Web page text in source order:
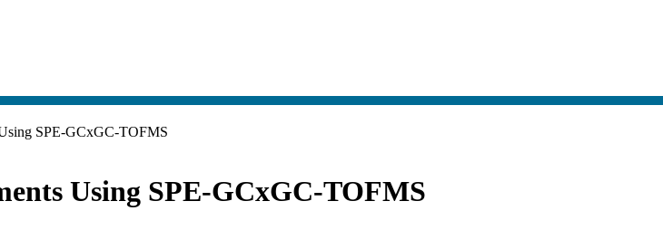
SPE-GCxGC-TOFMS
Using SPE-GCxGC-TOFMS